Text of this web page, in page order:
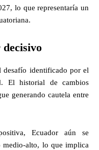
lo que representaría un
desafío identificado por el
El historial de cambios
generando cautela entre
Ecuador aún se
medio-alto, lo que implica